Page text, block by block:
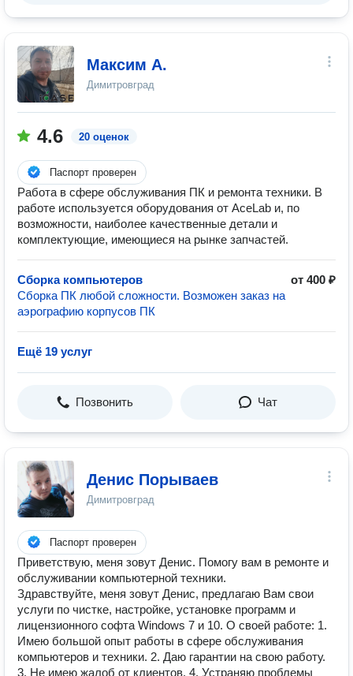
Максим А.
Димитровград
4.6 20 оценок
Паспорт проверен
Работа в сфере обслуживания ПК и ремонта техники. В
работе используется оборудования от AceLab и, по
возможности, наиболее качественные детали и
комплектующие, имеющиеся на рынке запчастей.
Сборка компьютеров
от 400 ₽
Сборка ПК любой сложности. Возможен заказ на
аэрографию корпусов ПК
Ещё 19 услуг
Позвонить Чат
Денис Порываев
Димитровград
Паспорт проверен
Приветствую, меня зовут Денис. Помогу вам в ремонте и
обслуживании компьютерной техники.
Здравствуйте, меня зовут Денис, предлагаю Вам свои
услуги по чистке, настройке, установке программ и
лицензионного софта Windows 7 и 10. О своей работе: 1.
Имею большой опыт работы в сфере обслуживания
компьютеров и техники. 2. Даю гарантии на свою работу.
3. Не имею жалоб от клиентов. 4. Устраняю проблемы